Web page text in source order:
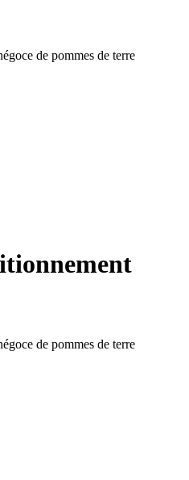
de pommes de terre
de pommes de terre